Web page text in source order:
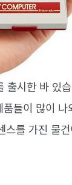
시한 바 있
들이 많이
를 가진 물